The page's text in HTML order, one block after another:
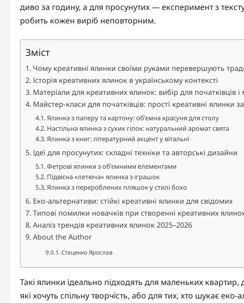
диво за годину, а для просунутих — експеримент з
робить кожен виріб неповторним.
Зміст
Чому креативні ялинки своїми руками перевершують
Історія креативних ялинок в українському контексті
Матеріали для креативних ялинок: вибір для початківців і
Майстер-класи для початківців: прості креативні ялинки
Ялинка з паперу та картону: об’ємна красуня для столу
Настільна ялинка з сухих гілок: натуральний аромат свята
Ялинка з книг: літературний акцент у вітальні
Ідеї для просунутих: складні техніки та авторські дизайни
Фетрові ялинки з об’ємними елементами
Підвісна «летюча» ялинка з іграшок
Ялинка з перероблених пляшок у стилі бохо
Еко-альтернативи: стійкі креативні ялинки для свідомих
Типові помилки новачків при створенні креативних
Аналіз трендів креативних ялинок 2025–2026
About the Author
Стаценко Ярослав
Такі ялинки ідеально підходять для маленьких
які хочуть спільну творчість, або для тих, хто шукає